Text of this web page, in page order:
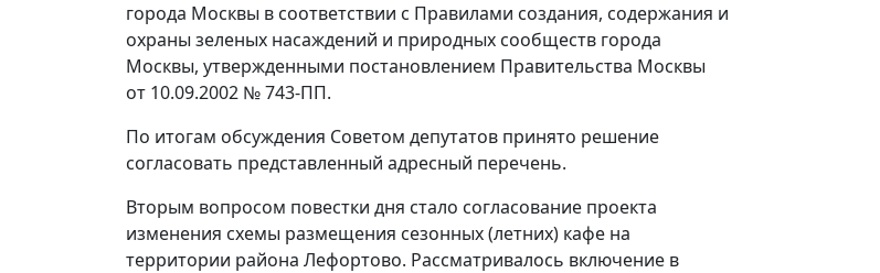
города Москвы в соответствии с Правилами создания, содержания и
охраны зеленых насаждений и природных сообществ города
Москвы, утвержденными постановлением Правительства Москвы
от 10.09.2002 № 743-ПП.
По итогам обсуждения Советом депутатов принято решение
согласовать представленный адресный перечень.
Вторым вопросом повестки дня стало согласование проекта
изменения схемы размещения сезонных (летних) кафе на
территории района Лефортово. Рассматривалось включение в